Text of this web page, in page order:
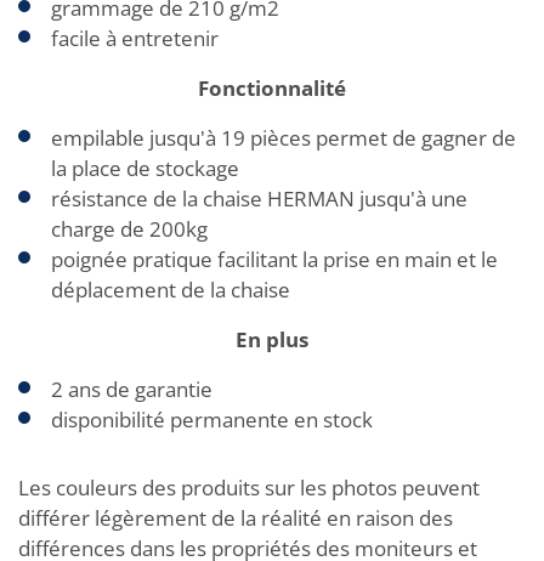
grammage de 210 g/m2
facile à entretenir
Fonctionnalité
empilable jusqu'à 19 pièces permet de gagner de
la place de stockage
résistance de la chaise HERMAN jusqu'à une
charge de 200kg
poignée pratique facilitant la prise en main et le
déplacement de la chaise
En plus
2 ans de garantie
disponibilité permanente en stock
Les couleurs des produits sur les photos peuvent
différer légèrement de la réalité en raison des
différences dans les propriétés des moniteurs et